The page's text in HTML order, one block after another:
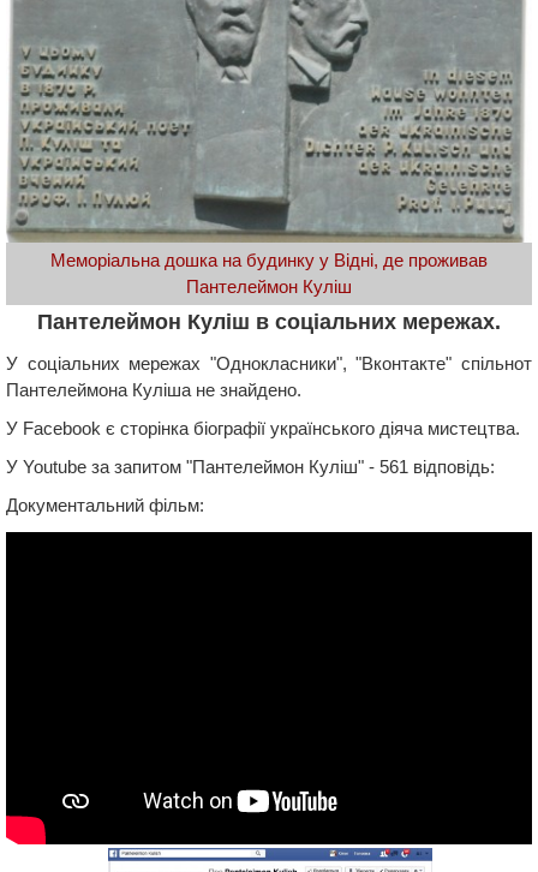
Меморіальна дошка на будинку у Відні, де проживав
Пантелеймон Куліш
Пантелеймон Куліш в соціальних мережах.
У соціальних мережах "Однокласники", "Вконтакте" спільнот
Пантелеймона Куліша не знайдено.
У Facebook є сторінка біографії українського діяча мистецтва.
У Youtube за запитом "Пантелеймон Куліш" - 561 відповідь:
Документальний фільм: